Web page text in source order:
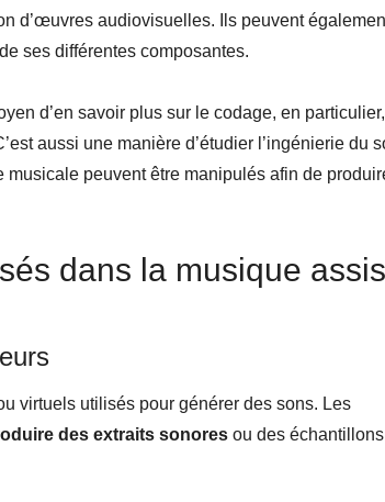
d’œuvres audiovisuelles. Ils peuvent
ses différentes composantes.
d’en savoir plus sur le codage, en
aussi une manière d’étudier l’ingénierie du
peuvent être manipulés afin de
dans la musique
virtuels utilisés pour générer des sons. Les
des extraits sonores ou des